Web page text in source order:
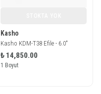
Kasho
Kasho KDM-T38 Efile - 6.0"
₺ 14,850.00
1 Boyut